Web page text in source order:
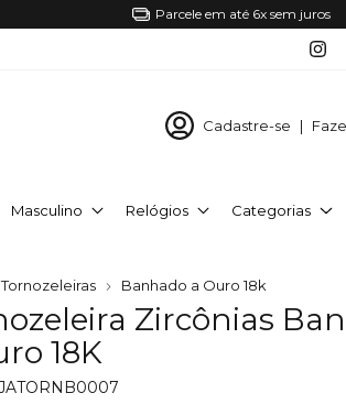
Parcele em até 6x sem juros
Cadastre-se |
Masculino Relógios Categorias
Tornozeleiras Banhado a Ouro 18k
Zircônias
18K